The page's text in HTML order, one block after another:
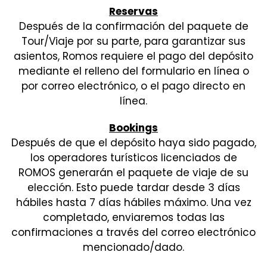
Reservas
Después de la confirmación del paquete de
Tour/Viaje por su parte, para garantizar sus
asientos, Romos requiere el pago del depósito
mediante el relleno del formulario en línea o
por correo electrónico, o el pago directo en
línea.
Bookings
Después de que el depósito haya sido pagado,
los operadores turísticos licenciados de
ROMOS generarán el paquete de viaje de su
elección. Esto puede tardar desde 3 días
hábiles hasta 7 días hábiles máximo. Una vez
completado, enviaremos todas las
confirmaciones a través del correo electrónico
mencionado/dado.